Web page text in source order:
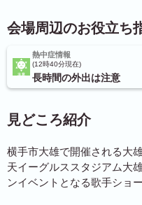
会場周辺のお役立ち
熱中症情報
12時40分現在
長時間の外出は注意
見どころ紹介
横手市大雄で開催される大
天イーグルススタジアム大
ンイベントとなる歌手ショ